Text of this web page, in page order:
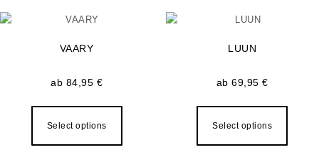
VAARY
ab 84,95 €
Select options
LUUN
ab69,95€
Select options